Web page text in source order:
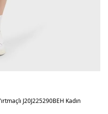
J20J225290BEH Kadın